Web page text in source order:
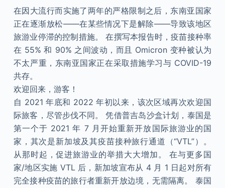
在因大流行而实施了两年的严格限制之后，东南亚国家
正在逐渐放松——在某些情况下是解除——导致该地区
旅游业停滞的控制措施。 在撰写本报告时，疫苗接种率
在 55% 和 90% 之间波动，而且 Omicron 变种被认为
不太严重，东南亚国家正在采取措施学习与 COVID-19
共存。
欢迎回来，游客！
自 2021 年底和 2022 年初以来，该次区域再次欢迎国
际旅客，尽管步伐不同。 凭借普吉岛沙盒计划，泰国是
第一个于 2021 年 7 月开始重新开放国际旅游业的国
家，其次是新加坡及其疫苗接种旅行通道（“VTL”）。
从那时起，促进旅游业的举措大大增加。 在与更多国
家/地区实施 VTL 后，新加坡宣布从 4 月 1 日起对所有
完全接种疫苗的旅行者重新开放边境，无需隔离。 泰国